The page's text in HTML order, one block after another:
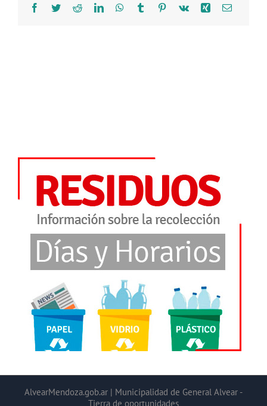
Facebook
TwitterRedditLinkedInWhatsApp
Tumblr Pinterest
Vk Xing Correo
AlvearMendoza.gob.ar | Municipalidad de General Alvear -
Tierra de oportunidades